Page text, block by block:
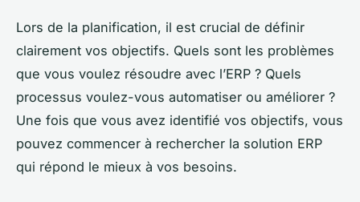
Lors de la planification, il est crucial de définir
clairement vos objectifs. Quels sont les problèmes
que vous voulez résoudre avec l’ERP ? Quels
processus voulez-vous automatiser ou améliorer ?
Une fois que vous avez identifié vos objectifs, vous
pouvez commencer à rechercher la solution ERP
qui répond le mieux à vos besoins.